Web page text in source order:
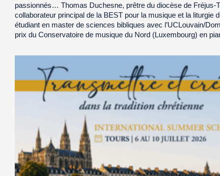
passionnés… Thomas Duchesne, prêtre du diocèse de Fréjus-
collaborateur principal de la BEST pour la musique et la liturgie
étudiant en master de sciences bibliques avec l’UCLouvain/
prix du Conservatoire de musique du Nord (Luxembourg) en